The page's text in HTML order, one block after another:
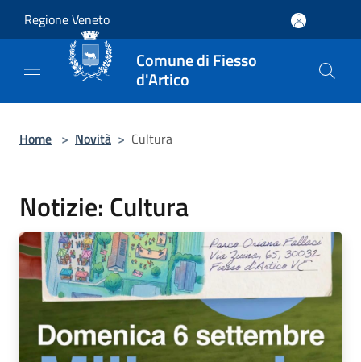
Regione Veneto
Comune di Fiesso
d'Artico
Home > Novità > Cultura
Notizie: Cultura